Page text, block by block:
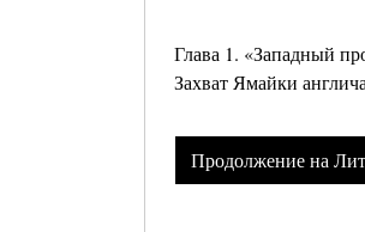
Глава 1. «Западный
Захват Ямайки
Продолжение на